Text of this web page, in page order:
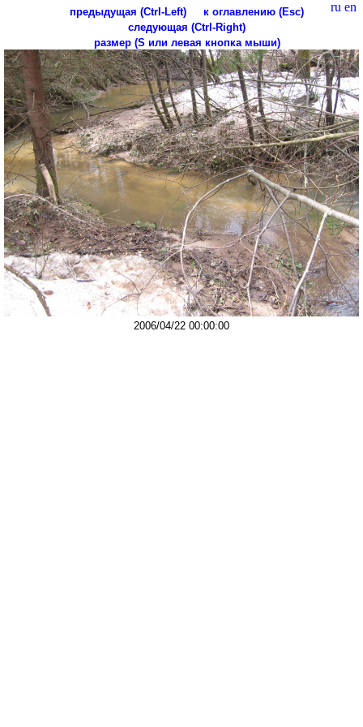
ru en
предыдущая (Ctrl-Left)
к оглавлению (Esc)
следующая (Ctrl-Right)
размер (S или левая кнопка мыши)
2006/04/22 00:00:00